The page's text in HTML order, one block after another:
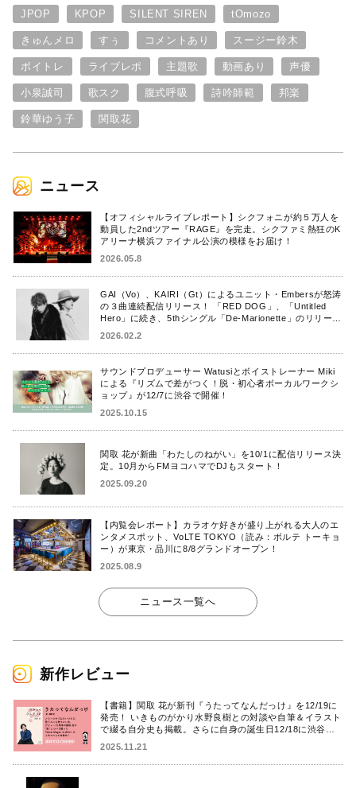
JPOP KPOP SILENT SIREN tOmozo
きゅんメロ すぅ コメントあり スージー鈴木
ボイトレ ライブレポ 主題歌 動画あり 声優
小泉誠司 歌スク 腹式呼吸 詩吟師範 邦楽
鈴華ゆう子 関取花
ニュース
【オフィシャルライブレポート】シクフォニが約５万人を
動員した2ndツアー『RAGE』を完走。シクファミ熱狂のK
アリーナ横浜ファイナル公演の模様をお届け！
2026.05.8
GAI（Vo）、KAIRI（Gt）によるユニット・Embersが怒涛
の３曲連続配信リリース！ 「RED DOG」、「Untitled
Hero」に続き、5thシングル「De-Marionette」のリリース
2026.02.2
サウンドプロデューサー Watusiとボイストレーナー Miki
による『リズムで差がつく！脱・初心者ボーカルワークシ
ョップ』が12/7に渋谷で開催！
2025.10.15
関取 花が新曲「わたしのねがい」を10/1に配信リリース決
定。10月からFMヨコハマでDJもスタート！
2025.09.20
【内覧会レポート】カラオケ好きが盛り上がれる大人のエ
ンタメスポット、VoLTE TOKYO（読み：ボルテ トーキョ
ー）が東京・品川に8/8グランドオープン！
2025.08.9
ニュース一覧へ
新作レビュー
【書籍】関取 花が新刊『うたってなんだっけ』を12/19に
発売！ いきものがかり水野良樹との対談や自筆＆イラスト
で綴る自分史も掲載。さらに自身の誕生日12/18に渋谷で
2025.11.21